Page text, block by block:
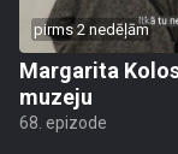
pirms 2 nedēļām
Margarita
muzeju
68. epizode